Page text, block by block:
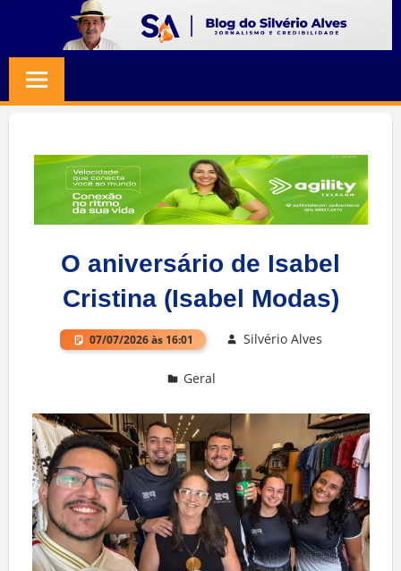
content
SILVERIO
ALVES
Jornalismo
Credibilidade
O aniversário de Isabel
Cristina (Isabel Modas)
07/07/2026 às 16:01 Silvério Alves
Geral